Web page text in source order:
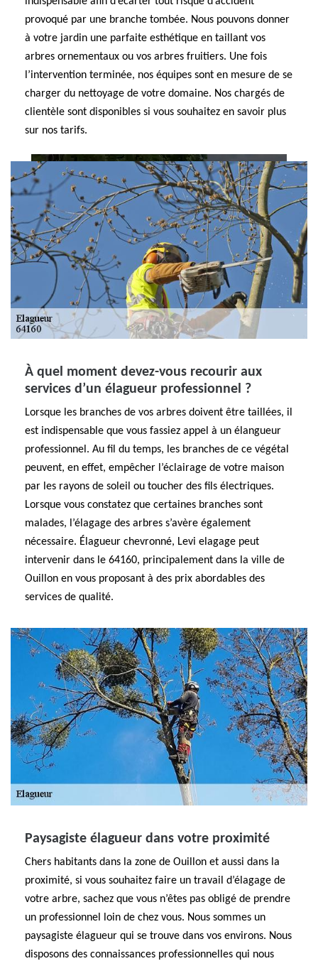
provoqué par une branche tombée. Nous pouvons donner
à votre jardin une parfaite esthétique en taillant vos
arbres ornementaux ou vos arbres fruitiers. Une fois
l’intervention terminée, nos équipes sont en mesure de se
charger du nettoyage de votre domaine. Nos chargés de
clientèle sont disponibles si vous souhaitez en savoir plus
sur nos tarifs.
À quel moment devez-vous recourir aux
services d’un élagueur professionnel ?
Lorsque les branches de vos arbres doivent être taillées, il
est indispensable que vous fassiez appel à un élangueur
professionnel. Au fil du temps, les branches de ce végétal
peuvent, en effet, empêcher l’éclairage de votre maison
par les rayons de soleil ou toucher des fils électriques.
Lorsque vous constatez que certaines branches sont
malades, l’élagage des arbres s’avère également
nécessaire. Élagueur chevronné, Levi elagage peut
intervenir dans le 64160, principalement dans la ville de
Ouillon en vous proposant à des prix abordables des
services de qualité.
Paysagiste élagueur dans votre proximité
Chers habitants dans la zone de Ouillon et aussi dans la
proximité, si vous souhaitez faire un travail d’élagage de
votre arbre, sachez que vous n’êtes pas obligé de prendre
un professionnel loin de chez vous. Nous sommes un
paysagiste élagueur qui se trouve dans vos environs. Nous
disposons des connaissances professionnelles qui nous